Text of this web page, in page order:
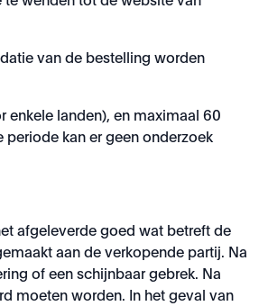
van de bestelling worden
enkele landen), en maximaal 60
kan er geen onderzoek
afgeleverde goed wat betreft de
aan de verkopende partij. Na
of een schijnbaar gebrek. Na
moeten worden. In het geval van